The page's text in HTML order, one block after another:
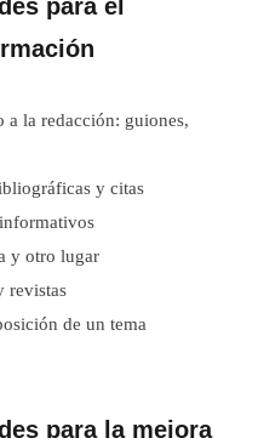
para el
a la redacción: guiones,
y citas
y otro lugar
revistas
de un tema
para la mejora